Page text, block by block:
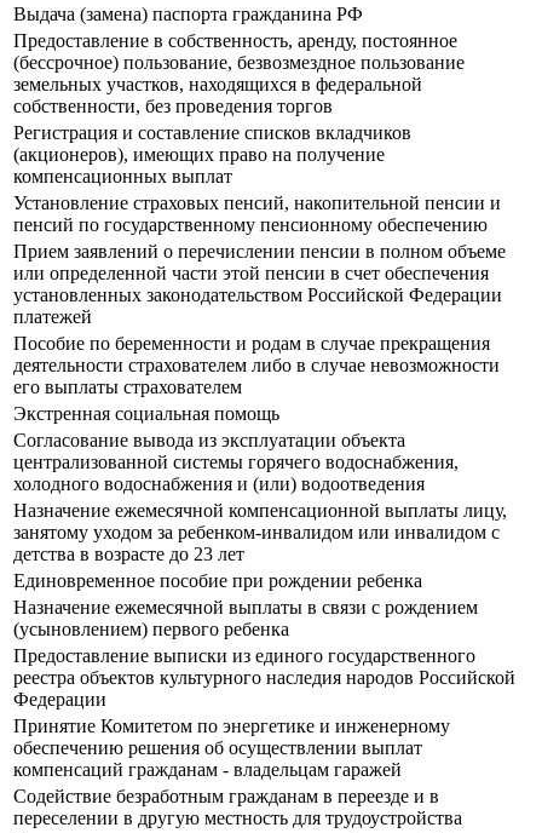
Выдача (замена) паспорта гражданина РФ
Предоставление в собственность, аренду, постоянное
(бессрочное) пользование, безвозмездное пользование
земельных участков, находящихся в федеральной
собственности, без проведения торгов
Регистрация и составление списков вкладчиков
(акционеров), имеющих право на получение
компенсационных выплат
Установление страховых пенсий, накопительной пенсии и
пенсий по государственному пенсионному обеспечению
Прием заявлений о перечислении пенсии в полном объеме
или определенной части этой пенсии в счет обеспечения
установленных законодательством Российской Федерации
платежей
Пособие по беременности и родам в случае прекращения
деятельности страхователем либо в случае невозможности
его выплаты страхователем
Экстренная социальная помощь
Согласование вывода из эксплуатации объекта
централизованной системы горячего водоснабжения,
холодного водоснабжения и (или) водоотведения
Назначение ежемесячной компенсационной выплаты лицу,
занятому уходом за ребенком-инвалидом или инвалидом с
детства в возрасте до 23 лет
Единовременное пособие при рождении ребенка
Назначение ежемесячной выплаты в связи с рождением
(усыновлением) первого ребенка
Предоставление выписки из единого государственного
реестра объектов культурного наследия народов Российской
Федерации
Принятие Комитетом по энергетике и инженерному
обеспечению решения об осуществлении выплат
компенсаций гражданам - владельцам гаражей
Содействие безработным гражданам в переезде и в
переселении в другую местность для трудоустройства